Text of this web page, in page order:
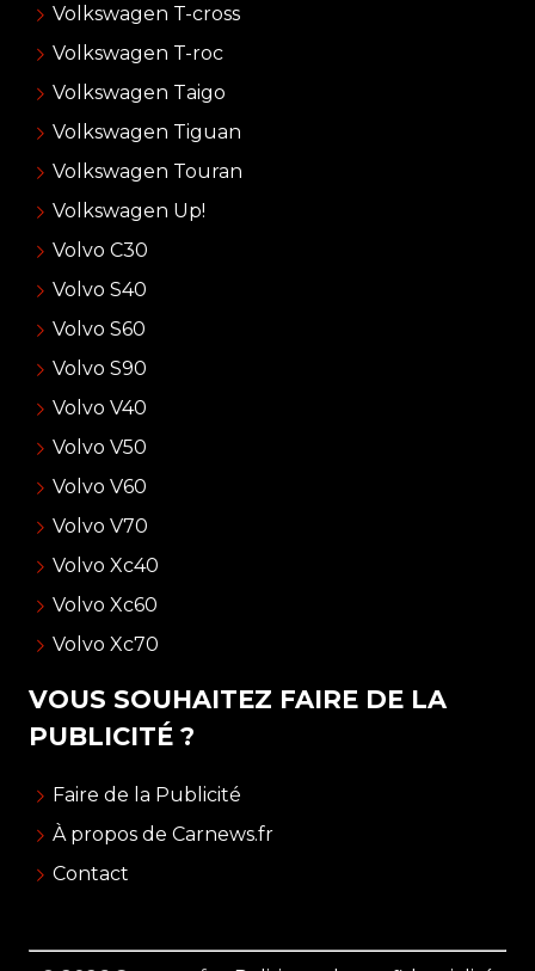
Volkswagen T-cross
Volkswagen T-roc
Volkswagen Taigo
Volkswagen Tiguan
Volkswagen Touran
Volkswagen Up!
Volvo C30
Volvo S40
Volvo S60
Volvo S90
Volvo V40
Volvo V50
Volvo V60
Volvo V70
Volvo Xc40
Volvo Xc60
Volvo Xc70
VOUS SOUHAITEZ FAIRE DE LA
PUBLICITÉ ?
Faire de la Publicité
À propos de Carnews.fr
Contact